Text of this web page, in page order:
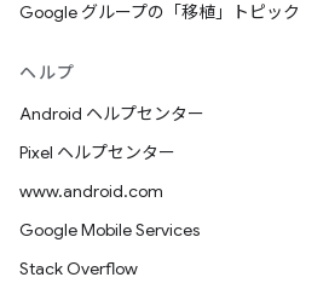
Google グループの「移植」トピック
ヘルプ
Android ヘルプセンター
Pixel ヘルプセンター
www.android.com
Google Mobile Services
Stack Overflow